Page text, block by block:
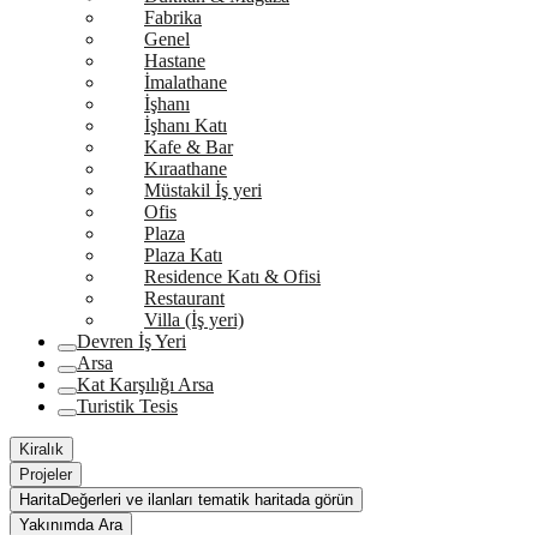
Fabrika
Genel
Hastane
İmalathane
İşhanı
İşhanı Katı
Kafe & Bar
Kıraathane
Müstakil İş yeri
Ofis
Plaza
Plaza Katı
Residence Katı & Ofisi
Restaurant
Villa (İş yeri)
Devren İş Yeri
Arsa
Kat Karşılığı Arsa
Turistik Tesis
Kiralık
Projeler
HaritaDeğerleri ve ilanları tematik haritada görün
Yakınımda Ara